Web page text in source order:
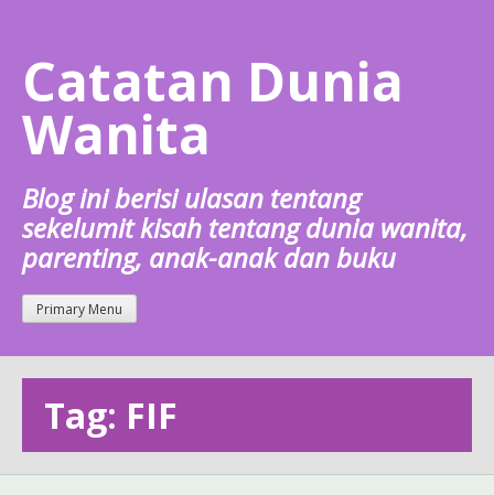
content
Catatan Dunia
Wanita
Blog ini berisi ulasan tentang
sekelumit kisah tentang dunia wanita,
parenting, anak-anak dan buku
Primary Menu
Tag: FIF